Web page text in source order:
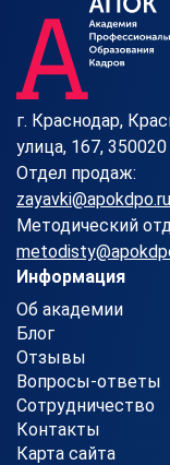
г. Краснодар,
улица, 167, 350020
Отдел продаж:
zayavki@apokdpo.ru
Методический
Информация
Об академии
Блог
Отзывы
Вопросы-ответы
Сотрудничество
Контакты
Карта сайта